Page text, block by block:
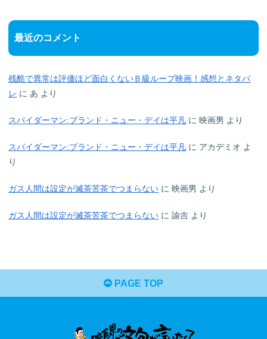
最近のコメント
残酷で異常は評価ほど面白くないＢ級ループ映画！感想とネタバ
レ に あ より
スパイダーマン:ブランド・ニュー・デイは平凡 に映画男 より
スパイダーマン:ブランド・ニュー・デイは平凡 に アカデミオ よ
り
ガス人間は設定が滅茶苦茶でつまらない に映画男 より
ガス人間は設定が滅茶苦茶でつまらない に諭吉 より
PAGE TOP